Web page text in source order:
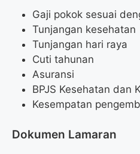
Gaji pokok sesuai
Tunjangan kesehatan
Tunjangan hari raya
Cuti tahunan
Asuransi
BPJS Kesehatan dan
Kesempatan
Dokumen Lamaran